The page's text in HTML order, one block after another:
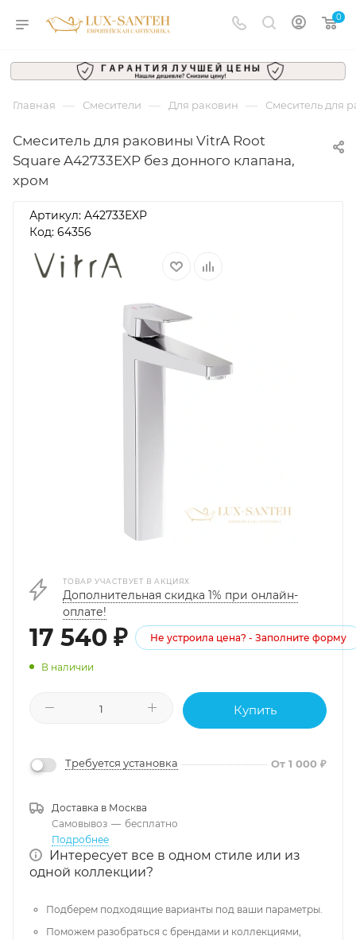
0
Главная — Смесители — Для раковин — Смеситель для
Смеситель для раковины VitrA Root
Square A42733EXP без донного клапана,
хром
Артикул: A42733EXP
Код: 64356
ТОВАР УЧАСТВУЕТ В АКЦИЯХ
Дополнительная скидка 1% при онлайн-
оплате!
17 540 ₽ Не устроила цена? - Заполните форму
В наличии
Купить
Требуется установка От 1 000 ₽
Доставка в Москва
Самовывоз — бесплатно
Подробнее
Интересует все в одном стиле или из
одной коллекции?
Подберем подходящие варианты под ваши параметры.
Поможем разобраться с брендами и коллекциями,